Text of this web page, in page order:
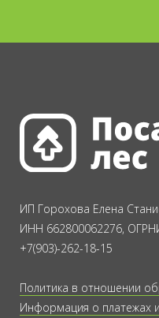
ИП Горохова Елена
ИНН 662800062276,
+7(903)-262-18-15
Политика в отношении
Информация о платежах